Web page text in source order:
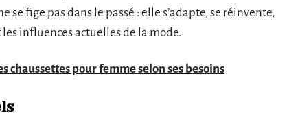
fige pas dans le passé : elle s’adapte, se réinvente,
influences actuelles de la mode.
chaussettes pour femme selon ses besoins